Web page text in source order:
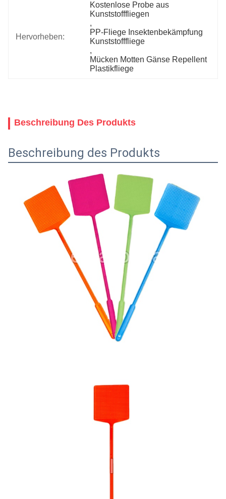
Hervorheben:
Kostenlose Probe aus
Kunststofffliegen
,
PP-Fliege Insektenbekämpfung
Kunststofffliege
,
Mücken Motten Gänse Repellent
Plastikfliege
Beschreibung Des Produkts
Beschreibung des Produkts